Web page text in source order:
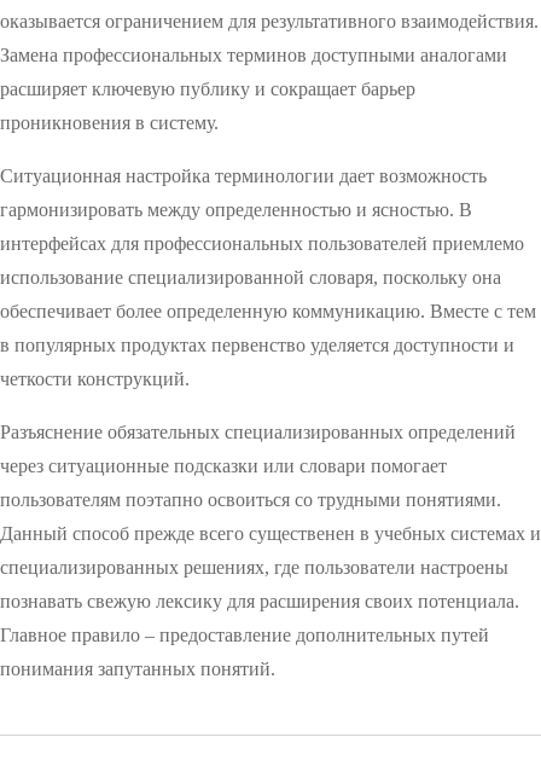
оказывается ограничением для результативного взаимодействия.
Замена профессиональных терминов доступными аналогами
расширяет ключевую публику и сокращает барьер
проникновения в систему.
Ситуационная настройка терминологии дает возможность
гармонизировать между определенностью и ясностью. В
интерфейсах для профессиональных пользователей приемлемо
использование специализированной словаря, поскольку она
обеспечивает более определенную коммуникацию. Вместе с тем
в популярных продуктах первенство уделяется доступности и
четкости конструкций.
Разъяснение обязательных специализированных определений
через ситуационные подсказки или словари помогает
пользователям поэтапно освоиться со трудными понятиями.
Данный способ прежде всего существенен в учебных системах и
специализированных решениях, где пользователи настроены
познавать свежую лексику для расширения своих потенциала.
Главное правило – предоставление дополнительных путей
понимания запутанных понятий.